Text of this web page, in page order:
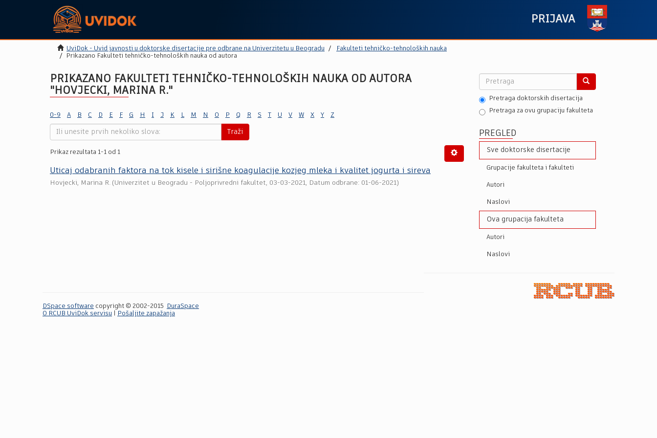
PRIJAVA
UviDok - Uvid javnosti u doktorske disertacije pre odbrane na Univerzitetu u Beogradu
Fakulteti tehničko-tehnoloških nauka
Prikazano Fakulteti tehničko-tehnoloških nauka od autora
PRIKAZANO FAKULTETI TEHNIČKO-TEHNOLOŠKIH NAUKA OD AUTORA
"HOVJECKI, MARINA R."
0-9 A B C D E F G H I J K L M N O P Q R S T U V W X Y Z
Traži
Prikaz rezultata 1-1 od 1
Uticaj odabranih faktora na tok kisele i sirišne koagulacije kozjeg mleka i kvalitet jogurta i sireva
Hovjecki, Marina R. (Univerzitet u Beogradu - Poljoprivredni fakultet, 03-03-2021, Datum odbrane: 01-06-2021)
Pretraga doktorskih disertacija
Pretraga za ovu grupaciju fakulteta
PREGLED
Sve doktorske disertacije
Grupacije fakulteta i fakulteti
Autori
Naslovi
Ova grupacija fakulteta
Autori
Naslovi
DSpace software copyright © 2002-2015
DuraSpace
O RCUB UviDok servisu
Pošaljite zapažanja